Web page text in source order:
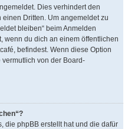
Dies verhindert den
Dritten. Um angemeldet zu
bleiben“ beim Anmelden
wenn du dich an einem öffentlichen
befindest. Wenn diese Option
von der Board-
die phpBB erstellt hat und die dafür